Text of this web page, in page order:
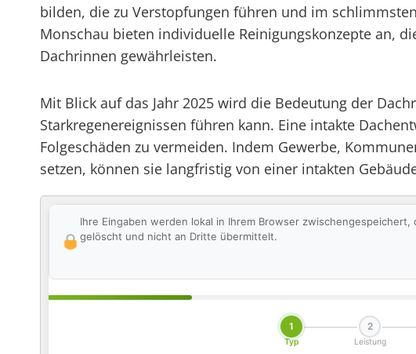
bilden, die zu Verstopfungen führen und im
Monschau bieten individuelle Reinigungskonzepte an,
Dachrinnen gewährleisten.
Mit Blick auf das Jahr 2025 wird die Bedeutung der
Starkregenereignissen führen kann. Eine intakte
Folgeschäden zu vermeiden. Indem Gewerbe,
setzen, können sie langfristig von einer intakten
Ihre Eingaben werden lokal in Ihrem Browser
gelöscht und nicht an Dritte übermittelt.
1
Typ
2
Leistung